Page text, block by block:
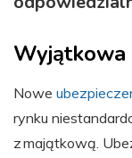
Nowe
rynku
z majątkową.